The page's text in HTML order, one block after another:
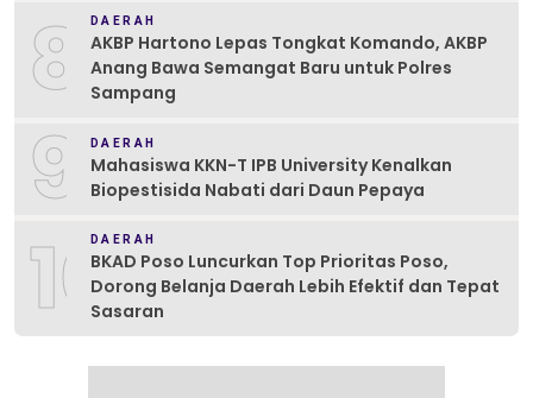
8 DAERAH
AKBP Hartono Lepas Tongkat Komando, AKBP
Anang Bawa Semangat Baru untuk Polres
Sampang
9 DAERAH
Mahasiswa KKN-T IPB University Kenalkan
Biopestisida Nabati dari Daun Pepaya
10DAERAH
BKAD Poso Luncurkan Top Prioritas Poso,
Dorong Belanja Daerah Lebih Efektif dan Tepat
Sasaran